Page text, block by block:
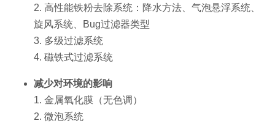
2. 高性能铁粉去除系统：降水方法、气泡悬浮系统、
旋风系统、Bug过滤器类型
3. 多级过滤系统
4. 磁铁式过滤系统
减少对环境的影响
1. 金属氧化膜（无色调）
2. 微泡系统